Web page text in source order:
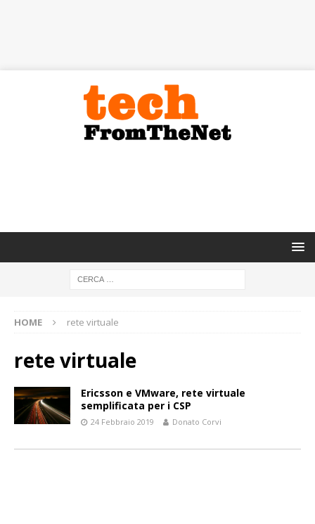
HOME rete virtuale
rete virtuale
Ericsson e VMware, rete virtuale
semplificata per i CSP
24 Febbraio 2019 Donato Corvi